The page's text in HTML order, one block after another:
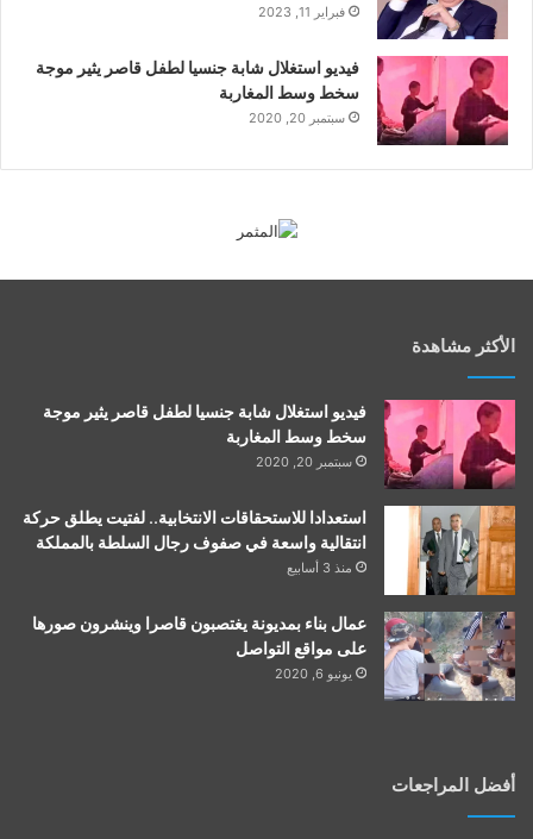
فبراير 11, 2023
فيديو استغلال شابة جنسيا لطفل قاصر يثير موجة
سخط وسط المغاربة
سبتمبر 20, 2020
الأكثر مشاهدة
فيديو استغلال شابة جنسيا لطفل قاصر يثير موجة
سخط وسط المغاربة
سبتمبر 20, 2020
استعدادا للاستحقاقات الانتخابية.. لفتيت يطلق حركة
انتقالية واسعة في صفوف رجال السلطة بالمملكة
منذ 3 أسابيع
عمال بناء بمديونة يغتصبون قاصرا وينشرون صورها
على مواقع التواصل
يونيو 6, 2020
أفضل المراجعات